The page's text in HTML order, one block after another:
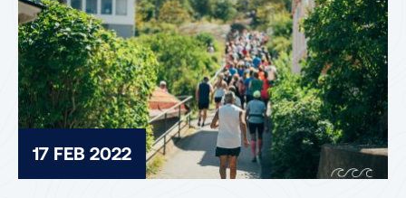
17 FEB 2022